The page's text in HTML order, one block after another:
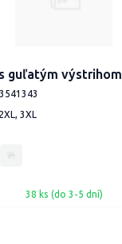
guľatým výstrihom
3XL
38 ks (do 3-5 dní)